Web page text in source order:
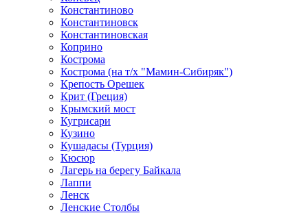
Константиново
Константиновск
Константиновская
Коприно
Кострома
Кострома (на т/х "Мамин-Сибиряк")
Крепость Орешек
Крит (Греция)
Крымский мост
Кугрисари
Кузино
Кушадасы (Турция)
Кюсюр
Лагерь на берегу Байкала
Лаппи
Ленск
Ленские Столбы